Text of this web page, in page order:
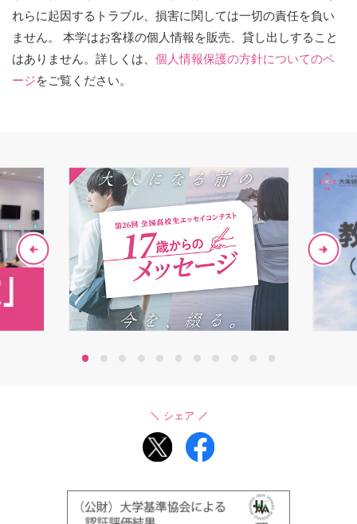
れらに起因するトラブル、損害に関しては一切の責任を負い
ません。 本学はお客様の個人情報を販売、貸し出しすること
はありません。詳しくは、 個人情報保護の方針についてのペ
ージをご覧ください。
2 4 5 7 9
シェア